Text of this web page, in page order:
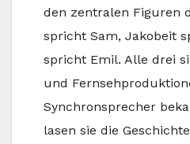
den zentralen Figuren
spricht Sam, Jakobeit
spricht Emil. Alle drei
und
Synchronsprecher
lasen sie die